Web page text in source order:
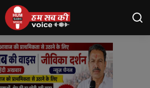
Register